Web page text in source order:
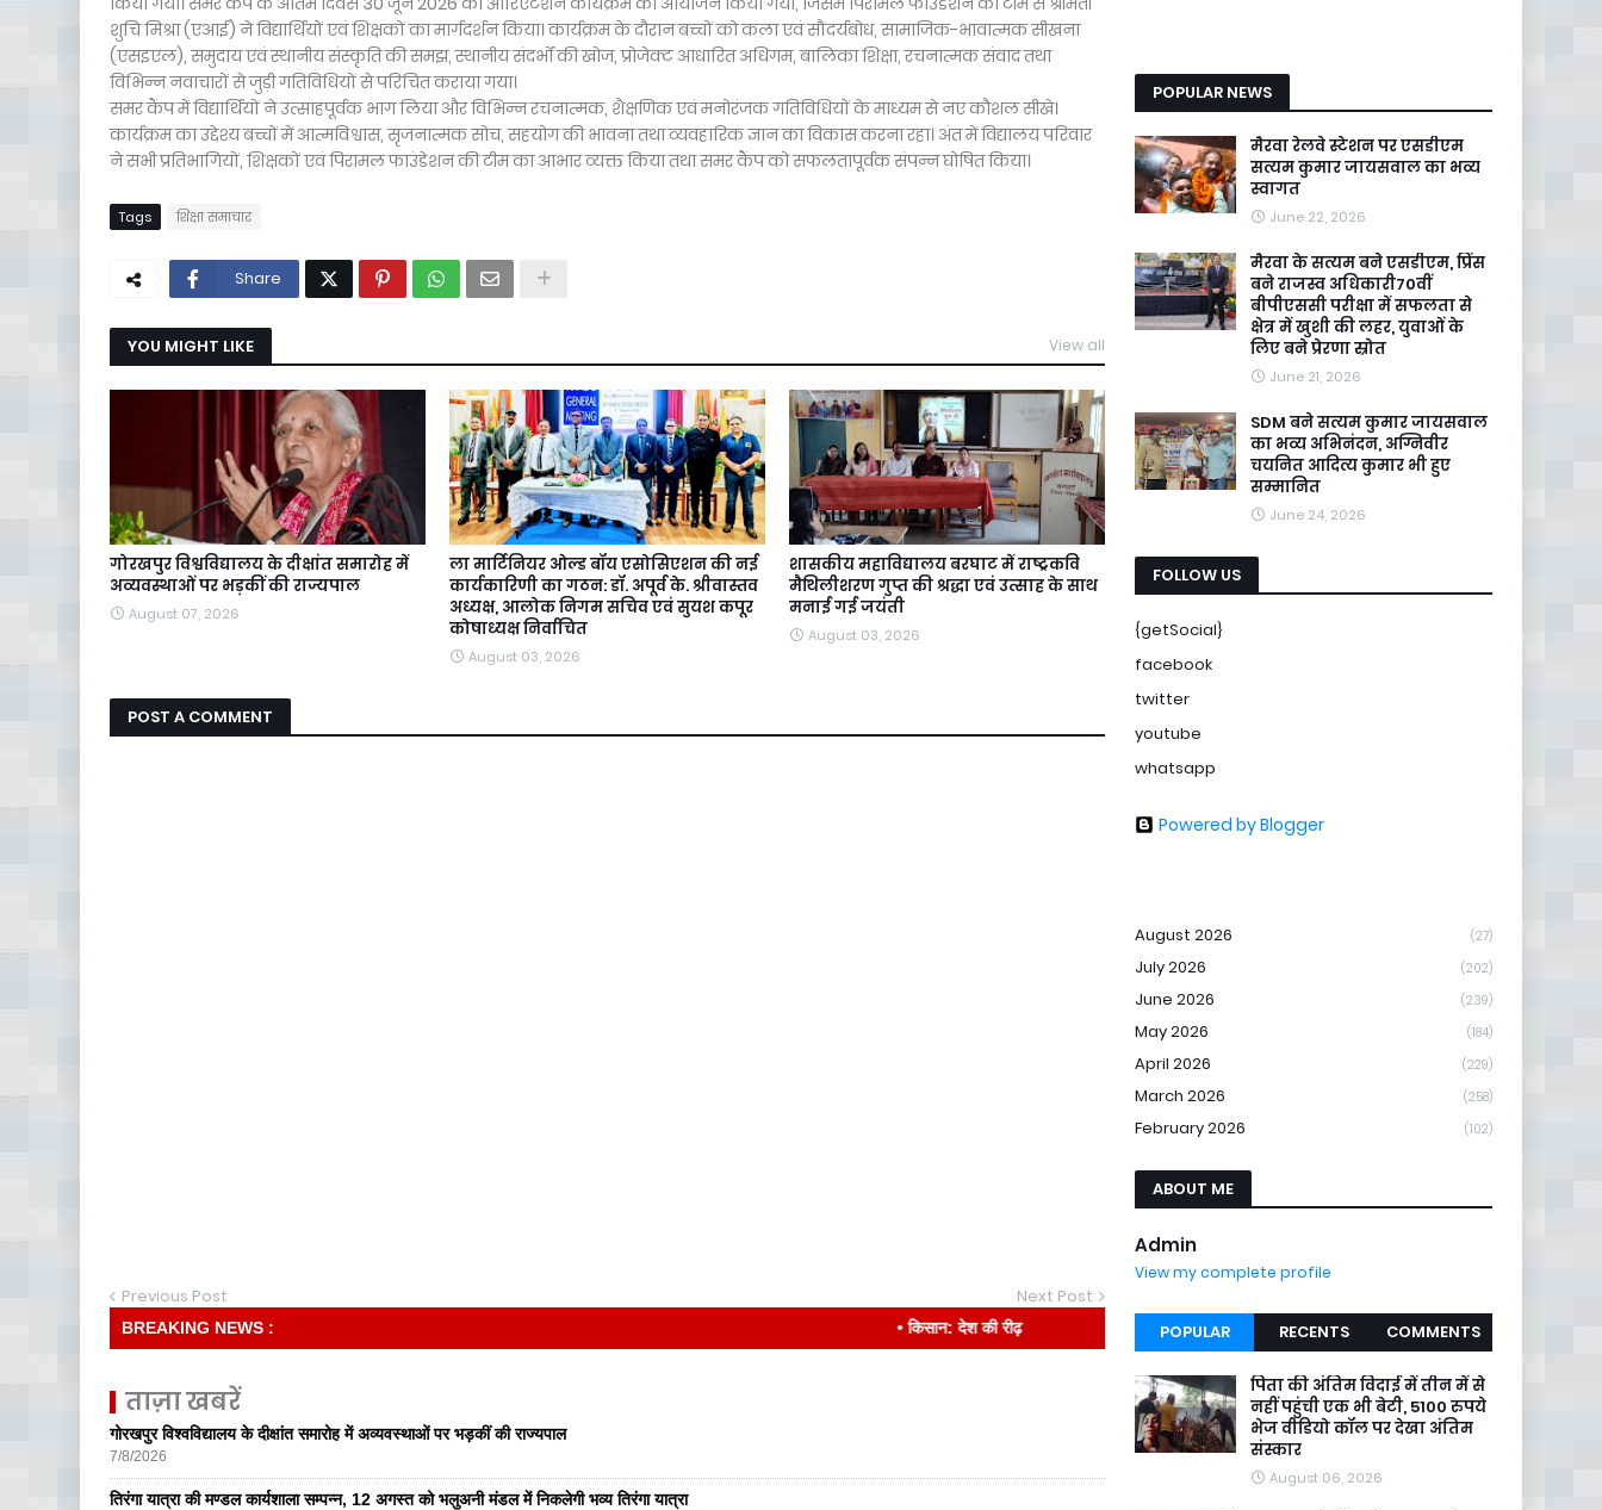
शुचि मिश्रा (एआई) ने विद्यार्थियों एवं शिक्षकों का मार्गदर्शन किया। कार्यक्रम के दौरान बच्चों को कला एवं सौंदर्यबोध, सामाजिक-भावात्मक सीखना
(एसइएल), समुदाय एवं स्थानीय संस्कृति की समझ, स्थानीय संदर्भों की खोज, प्रोजेक्ट आधारित अधिगम, बालिका शिक्षा, रचनात्मक संवाद तथा
विभिन्न नवाचारों से जुड़ी गतिविधियों से परिचित कराया गया।
समर कैंप में विद्यार्थियों ने उत्साहपूर्वक भाग लिया और विभिन्न रचनात्मक, शैक्षणिक एवं मनोरंजक गतिविधियों के माध्यम से नए कौशल सीखे।
कार्यक्रम का उद्देश्य बच्चों में आत्मविश्वास, सृजनात्मक सोच, सहयोग की भावना तथा व्यवहारिक ज्ञान का विकास करना रहा। अंत में विद्यालय परिवार
ने सभी प्रतिभागियों, शिक्षकों एवं पिरामल फाउंडेशन की टीम का आभार व्यक्त किया तथा समर कैंप को सफलतापूर्वक संपन्न घोषित किया।
Tags शिक्षा समाचार
Share
YOU MIGHT LIKE View all
गोरखपुर विश्वविद्यालय के दीक्षांत समारोह में
अव्यवस्थाओं पर भड़कीं की राज्यपाल
August 07, 2026
ला मार्टिनियर ओल्ड बॉय एसोसिएशन की नई
कार्यकारिणी का गठन: डॉ. अपूर्व के. श्रीवास्तव
अध्यक्ष, आलोक निगम सचिव एवं सुयश कपूर
कोषाध्यक्ष निर्वाचित
August 03, 2026
शासकीय महाविद्यालय बरघाट में राष्ट्रकवि
मैथिलीशरण गुप्त की श्रद्धा एवं उत्साह के साथ
मनाई गई जयंती
August 03, 2026
POST A COMMENT
Previous Post Next Post
BREAKING NEWS : • किसान: देश की रीढ़
ताज़ा खबरें
गोरखपुर विश्वविद्यालय के दीक्षांत समारोह में अव्यवस्थाओं पर भड़कीं की राज्यपाल
7/8/2026
तिरंगा यात्रा की मण्डल कार्यशाला सम्पन्न, 12 अगस्त को भलुअनी मंडल में निकलेगी भव्य तिरंगा यात्रा
POPULAR NEWS
मैरवा रेलवे स्टेशन पर एसडीएम
सत्यम कुमार जायसवाल का भव्य
स्वागत
June 22, 2026
मैरवा के सत्यम बने एसडीएम, प्रिंस
बने राजस्व अधिकारी70वीं
बीपीएससी परीक्षा में सफलता से
क्षेत्र में खुशी की लहर, युवाओं के
लिए बने प्रेरणा स्रोत
June 21, 2026
SDM बने सत्यम कुमार जायसवाल
का भव्य अभिनंदन, अग्निवीर
चयनित आदित्य कुमार भी हुए
सम्मानित
June 24, 2026
FOLLOW US
{getSocial}
facebook
twitter
youtube
whatsapp
Powered by Blogger
August 2026 (27)
July 2026 (202)
June 2026 (239)
May 2026 (184)
April 2026 (229)
March 2026 (258)
February 2026 (102)
ABOUT ME
Admin
View my complete profile
POPULAR RECENTS COMMENTS
पिता की अंतिम विदाई में तीन में से
नहीं पहुंची एक भी बेटी, 5100 रुपये
भेज वीडियो कॉल पर देखा अंतिम
संस्कार
August 06, 2026